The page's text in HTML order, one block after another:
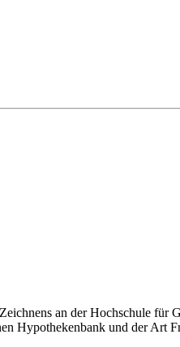
an der Hochschule für
Hypothekenbank und der Art